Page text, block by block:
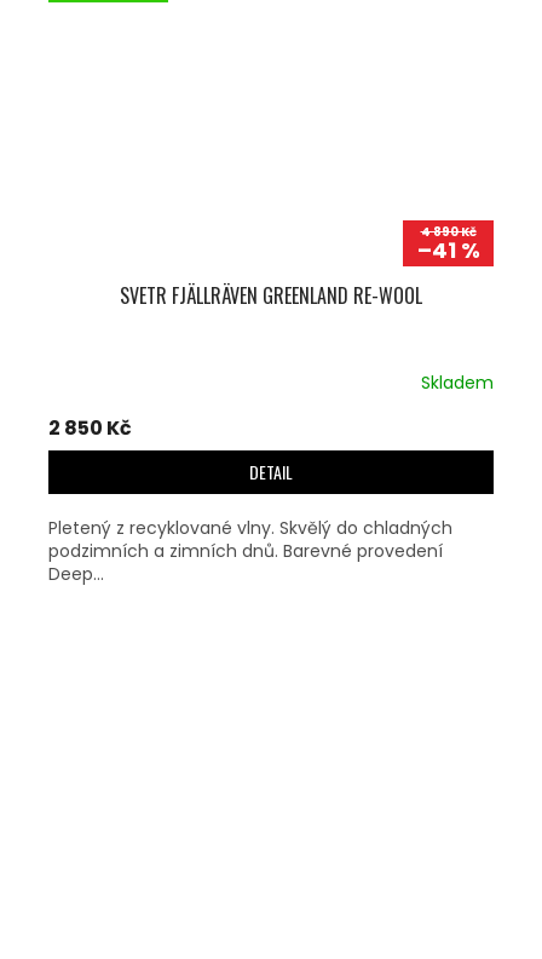
4 890 Kč
–41 %
SVETR FJÄLLRÄVEN GREENLAND RE-WOOL
Skladem
2 850 Kč
DETAIL
Pletený z recyklované vlny. Skvělý do chladných
podzimních a zimních dnů. Barevné provedení
Deep...